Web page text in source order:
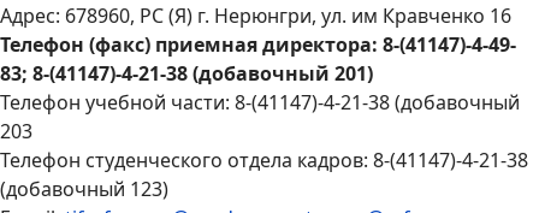
Адрес: 678960, РС (Я) г. Нерюнгри, ул. им Кравченко 16
Телефон (факс) приемная директора: 8-(41147)-4-49-
83; 8-(41147)-4-21-38 (добавочный 201)
Телефон учебной части: 8-(41147)-4-21-38 (добавочный
203
Телефон студенческого отдела кадров: 8-(41147)-4-21-38
(добавочный 123)